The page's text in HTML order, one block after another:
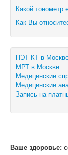
Какой тонометр
Как Вы
ПЭТ-КТ в
МРТ в Москве
Медицинские
Медицинские
Запись на
Ваше здоровье: